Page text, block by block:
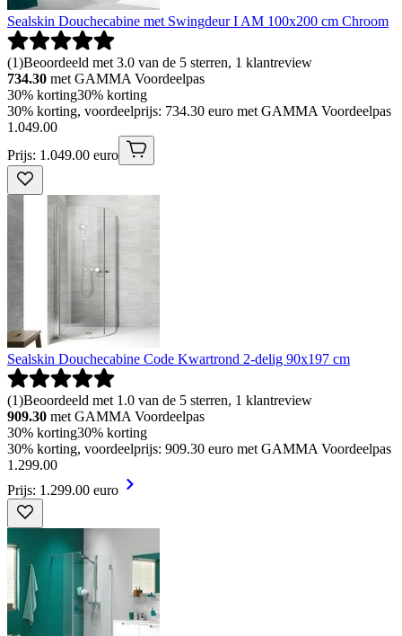
Sealskin Douchecabine met Swingdeur I AM 100x200 cm Chroom
(1)Beoordeeld met 3.0 van de 5 sterren, 1 klantreview
734.30 met GAMMA Voordeelpas
30% korting30% korting
30% korting, voordeelprijs: 734.30 euro met GAMMA Voordeelpas
1 .049.00
Prijs: 1.049.00 euro
Sealskin Douchecabine Code Kwartrond 2-delig 90x197 cm
(1)Beoordeeld met 1.0 van de 5 sterren, 1 klantreview
909.30 met GAMMA Voordeelpas
30% korting30% korting
30% korting, voordeelprijs: 909.30 euro met GAMMA Voordeelpas
1 .299.00
Prijs: 1.299.00 euro